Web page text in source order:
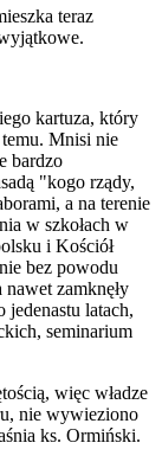
teraz
kartuza, który
temu. Mnisi nie
bardzo
"kogo rządy,
a na terenie
w szkołach w
i Kościół
bez powodu
zamknęły
latach,
seminarium
więc władze
nie wywieziono
ks. Ormiński.